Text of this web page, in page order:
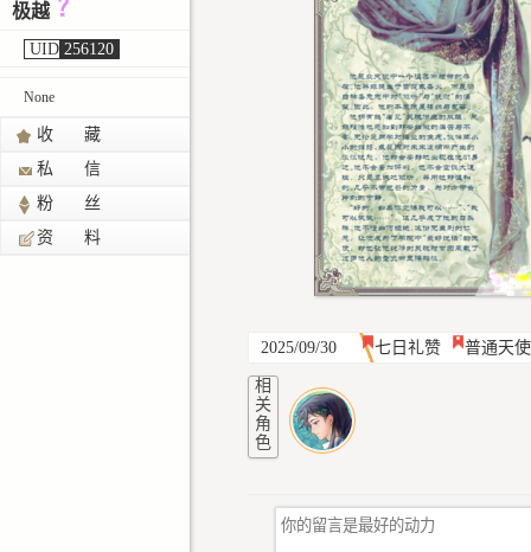
极越
UID 256120
None
收 藏
私 信
粉 丝
资 料
2025/09/30 七日礼赞 普通天使
相
关
角
色